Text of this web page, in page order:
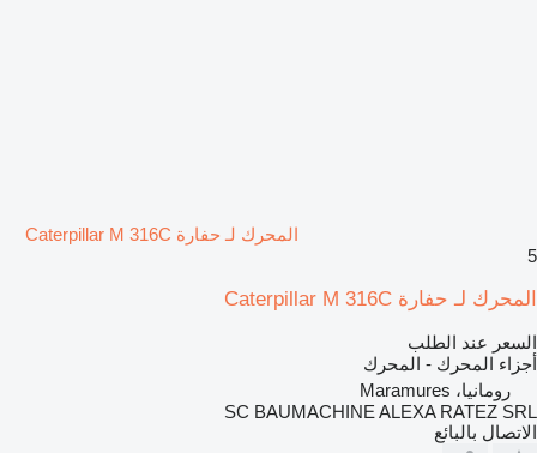
المحرك لـ حفارة Caterpillar M 316C
5
المحرك لـ حفارة Caterpillar M 316C
السعر عند الطلب
أجزاء المحرك - المحرك
رومانيا، Maramures
SC BAUMACHINE ALEXA RATEZ SRL
الاتصال بالبائع